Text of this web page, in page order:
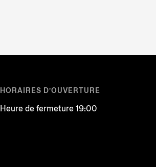
HORAIRES D’OUVERTURE
Heure de fermeture 19:00